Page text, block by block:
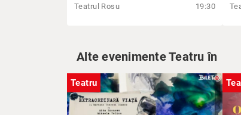
Teatrul Rosu 19:30
Alte evenimente Teatru în
Teatru